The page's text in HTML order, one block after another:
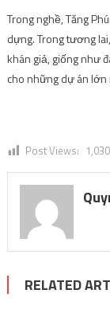
Trong nghề, Tăng
dựng. Trong tương
khán giả, giống như
cho những dự án
Post Views: 1,030
RELATED